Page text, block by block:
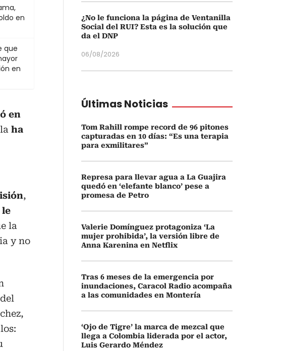
en
que
en
en
ha
,
le
la
y no
¿No le funciona la página de Ventanilla
Social del RUI? Esta es la solución que
da el DNP
06/08/2026
Últimas Noticias
Tom Rahill rompe record de 96 pitones
capturadas en 10 días: “Es una terapia
para exmilitares”
Represa para llevar agua a La Guajira
quedó en ‘elefante blanco’ pese a
promesa de Petro
Valerie Domínguez protagoniza ‘La
mujer prohibida’, la versión libre de
Anna Karenina en Netflix
Tras 6 meses de la emergencia por
inundaciones, Caracol Radio acompaña
a las comunidades en Montería
‘Ojo de Tigre’ la marca de mezcal que
llega a Colombia liderada por el actor,
Luis Gerardo Méndez